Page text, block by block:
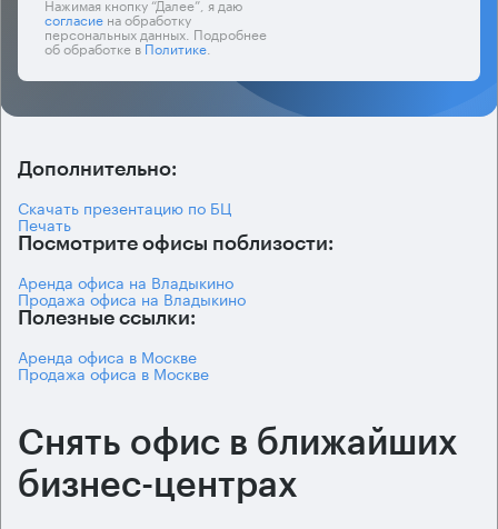
согласиена обработку
персональных данных. Подробнее
об обработке вПолитике.
Дополнительно:
Скачать презентацию по БЦ
Печать
Посмотрите офисы поблизости:
Аренда офиса на Владыкино
Продажа офиса на Владыкино
Полезные ссылки:
Аренда офиса в Москве
Продажа офиса в Москве
Снять офис в ближайших
бизнес-центрах